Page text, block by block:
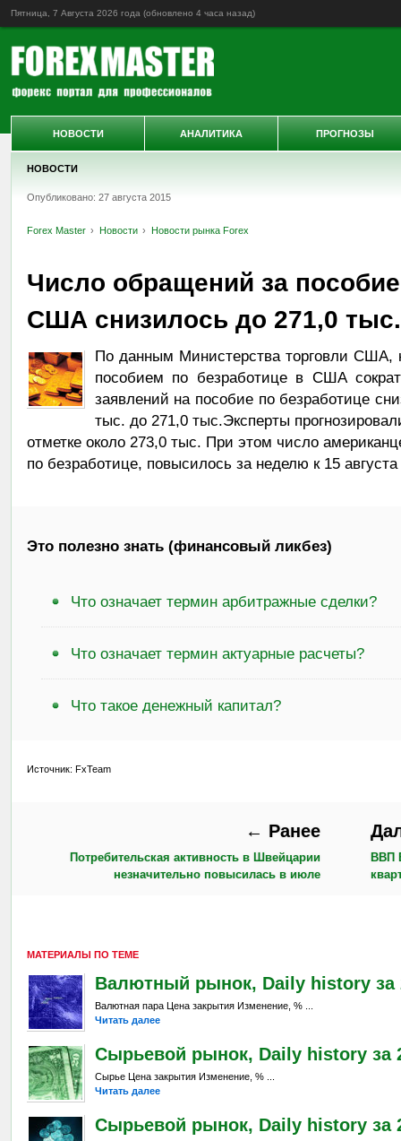
Пятница, 7 Августа 2026 года (обновлено 4 часа назад)
НОВОСТИ
Опубликовано: 27 августа 2015
Forex Master Новости Новости рынка Forex
Число обращений за
США снизилось до 271,0 тыс.
По данным Министерства торговли США,
пособием по безработице в США
заявлений на пособие по безработице
тыс. до 271,0 тыс.Эксперты
отметке около 273,0 тыс. При этом число
по безработице, повысилось за неделю к 15
Это полезно знать (финансовый ликбез)
Что означает термин арбитражные сделки?
Что означает термин актуарные расчеты?
Что такое денежный капитал?
Источник: FxTeam
← Ранее
Потребительская активность в Швейцарии
незначительно повысилась в июле
ВВП
МАТЕРИАЛЫ ПО ТЕМЕ
Валютный рынок, Daily history за
Валютная пара Цена закрытия Изменение, % ...
Читать далее
Сырьевой рынок, Daily history за
Сырье Цена закрытия Изменение, % ...
Читать далее
Сырьевой рынок, Daily history за
НОВОСТИ АНАЛИТИКА ПРОГНОЗЫ